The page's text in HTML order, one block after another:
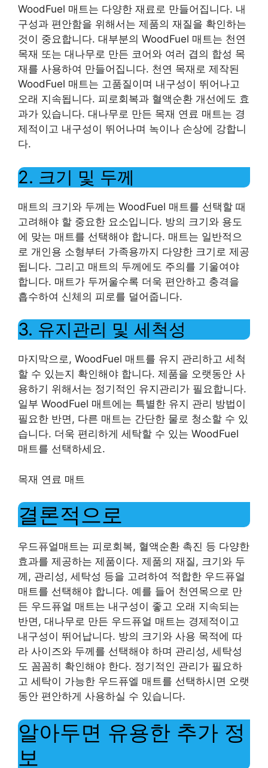
WoodFuel 매트는 다양한 재료로 만들어집니다. 내
구성과 편안함을 위해서는 제품의 재질을 확인하는
것이 중요합니다. 대부분의 WoodFuel 매트는 천연
목재 또는 대나무로 만든 코어와 여러 겹의 합성 목
재를 사용하여 만들어집니다. 천연 목재로 제작된
WoodFuel 매트는 고품질이며 내구성이 뛰어나고
오래 지속됩니다. 피로회복과 혈액순환 개선에도 효
과가 있습니다. 대나무로 만든 목재 연료 매트는 경
제적이고 내구성이 뛰어나며 녹이나 손상에 강합니
다.
2. 크기 및 두께
매트의 크기와 두께는 WoodFuel 매트를 선택할 때
고려해야 할 중요한 요소입니다. 방의 크기와 용도
에 맞는 매트를 선택해야 합니다. 매트는 일반적으
로 개인용 소형부터 가족용까지 다양한 크기로 제공
됩니다. 그리고 매트의 두께에도 주의를 기울여야
합니다. 매트가 두꺼울수록 더욱 편안하고 충격을
흡수하여 신체의 피로를 덜어줍니다.
3. 유지관리 및 세척성
마지막으로, WoodFuel 매트를 유지 관리하고 세척
할 수 있는지 확인해야 합니다. 제품을 오랫동안 사
용하기 위해서는 정기적인 유지관리가 필요합니다.
일부 WoodFuel 매트에는 특별한 유지 관리 방법이
필요한 반면, 다른 매트는 간단한 물로 청소할 수 있
습니다. 더욱 편리하게 세탁할 수 있는 WoodFuel
매트를 선택하세요.
목재 연료 매트
결론적으로
우드퓨얼매트는 피로회복, 혈액순환 촉진 등 다양한
효과를 제공하는 제품이다. 제품의 재질, 크기와 두
께, 관리성, 세탁성 등을 고려하여 적합한 우드퓨얼
매트를 선택해야 합니다. 예를 들어 천연목으로 만
든 우드퓨얼 매트는 내구성이 좋고 오래 지속되는
반면, 대나무로 만든 우드퓨얼 매트는 경제적이고
내구성이 뛰어납니다. 방의 크기와 사용 목적에 따
라 사이즈와 두께를 선택해야 하며 관리성, 세탁성
도 꼼꼼히 확인해야 한다. 정기적인 관리가 필요하
고 세탁이 가능한 우드퓨엘 매트를 선택하시면 오랫
동안 편안하게 사용하실 수 있습니다.
알아두면 유용한 추가 정
보